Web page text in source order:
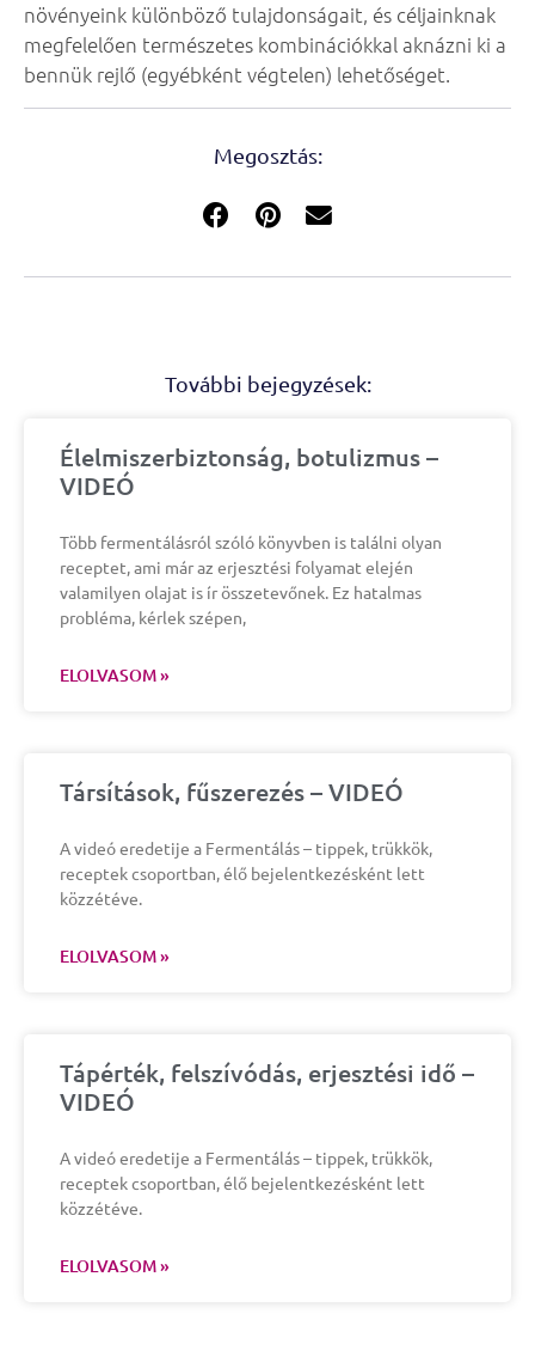
növényeink különböző tulajdonságait, és céljainknak
megfelelően természetes kombinációkkal aknázni ki a
bennük rejlő (egyébként végtelen) lehetőséget.
Megosztás:
További bejegyzések:
Élelmiszerbiztonság, botulizmus –
VIDEÓ
Több fermentálásról szóló könyvben is találni olyan
receptet, ami már az erjesztési folyamat elején
valamilyen olajat is ír összetevőnek. Ez hatalmas
probléma, kérlek szépen,
ELOLVASOM »
Társítások, fűszerezés – VIDEÓ
A videó eredetije a Fermentálás – tippek, trükkök,
receptek csoportban, élő bejelentkezésként lett
közzétéve.
ELOLVASOM »
Tápérték, felszívódás, erjesztési idő –
VIDEÓ
A videó eredetije a Fermentálás – tippek, trükkök,
receptek csoportban, élő bejelentkezésként lett
közzétéve.
ELOLVASOM »